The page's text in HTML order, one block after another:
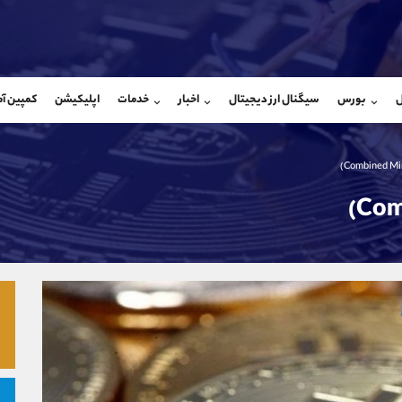
بورس سیگنال ارز دیجیتال اخبار خدمات اپلیکیشن کمپین
شروع گفتگو
@Armteam_admin_33
118
واتساپ شروع
تلگرام